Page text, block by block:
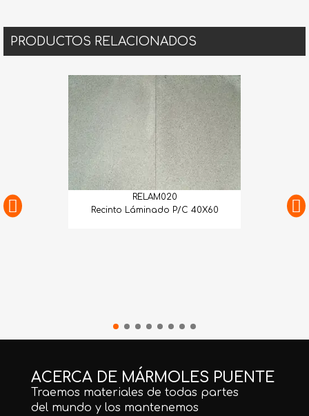
PRODUCTOS RELACIONADOS
RELAM020
Recinto Láminado P/C 40X60
ACERCA DE MÁRMOLES PUENTE
Traemos materiales de todas partes
del mundo y los mantenemos